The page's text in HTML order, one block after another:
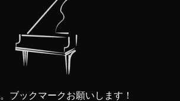
ブックマークお願いします！